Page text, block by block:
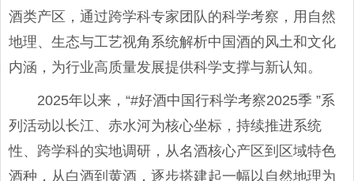
酒类产区，通过跨学科专家团队的科学考察，用自然
地理、生态与工艺视角系统解析中国酒的风土和文化
内涵，为行业高质量发展提供科学支撑与新认知。
2025年以来，“#好酒中国行科学考察2025季 ”系
列活动以长江、赤水河为核心坐标，持续推进系统
性、跨学科的实地调研，从名酒核心产区到区域特色
酒种，从白酒到黄酒，逐步搭建起一幅以自然地理为